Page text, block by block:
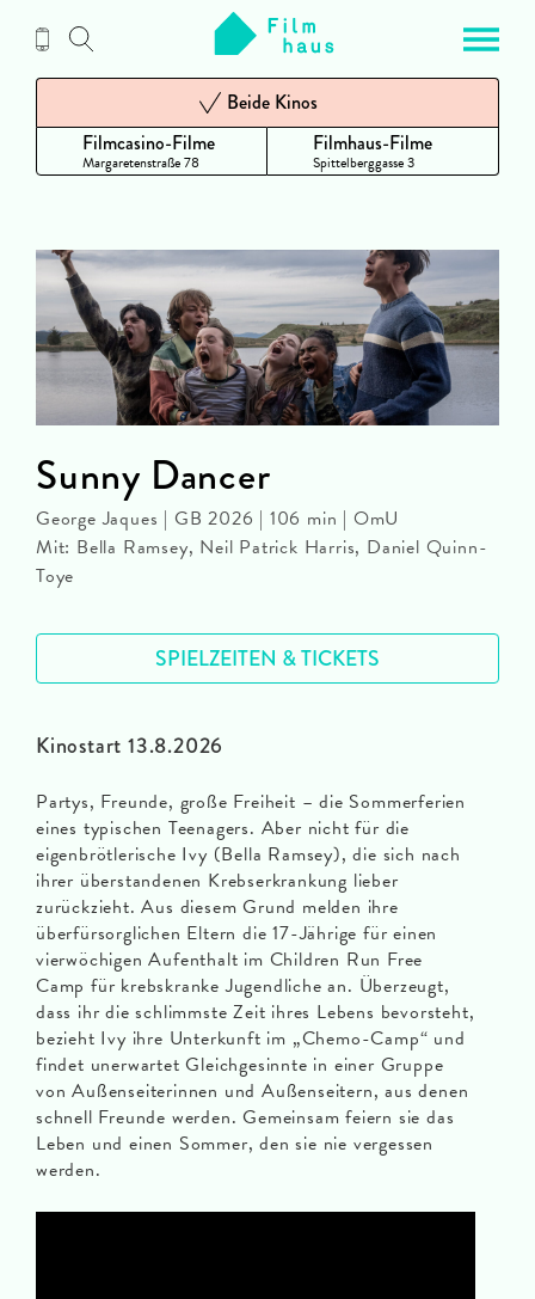
Inhalt
Filmcasino-Filme
Margaretenstraße 78
Beide Kinos
Filmhaus-Filme
Spittelberggasse 3
Kinostart 13.8.2026
Partys, Freunde, große Freiheit – die Sommerferien
eines typischen Teenagers. Aber nicht für die
eigenbrötlerische Ivy (Bella Ramsey), die sich nach
ihrer überstandenen Krebserkrankung lieber
zurückzieht. Aus diesem Grund melden ihre
überfürsorglichen Eltern die 17-Jährige für einen
vierwöchigen Aufenthalt im Children Run Free
Camp für krebskranke Jugendliche an. Überzeugt,
dass ihr die schlimmste Zeit ihres Lebens bevorsteht,
bezieht Ivy ihre Unterkunft im „Chemo-Camp“ und
findet unerwartet Gleichgesinnte in einer Gruppe
von Außenseiterinnen und Außenseitern, aus denen
schnell Freunde werden. Gemeinsam feiern sie das
Leben und einen Sommer, den sie nie vergessen
werden.
Sunny Dancer
George Jaques | GB 2026 | 106 min | OmU
Mit: Bella Ramsey, Neil Patrick Harris, Daniel Quinn-
Toye
SPIELZEITEN & TICKETS